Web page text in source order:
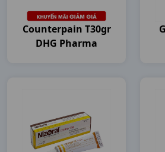
Counterpain T30gr
DHG Pharma